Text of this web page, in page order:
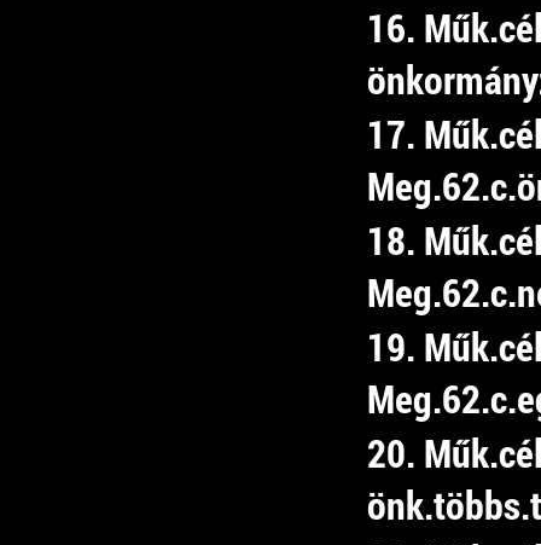
16.
17.
18.
19.
20.